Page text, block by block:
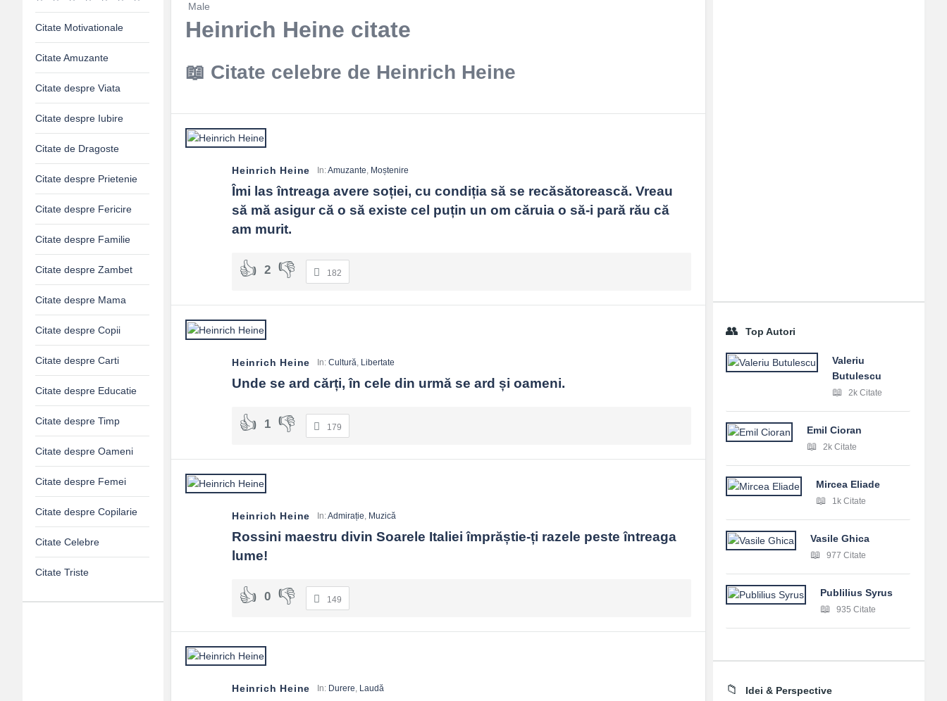
Male
Heinrich Heine citate
Citate celebre de Heinrich Heine
Heinrich Heine In:Amuzante, Moștenire
Îmi las întreaga avere soției, cu condiția să se recăsătorească. Vreau
să mă asigur că o să existe cel puțin un om căruia o să-i pară rău că
am murit.
2 182
Heinrich Heine In:Cultură Libertate
Unde se ard cărți, în cele din urmă se ard și oameni.
1 179
Heinrich Heine In:Admirație, Muzică
Rossini maestru divin Soarele Italiei împrăștie-ți razele peste întreaga
lume!
0 149
Heinrich Heine In: Durere, Laudă
Top Autori
Valeriu
Butulescu
2k Citate
Emil Cioran
2k Citate
Mircea Eliade
1k Citate
Vasile Ghica
977 Citate
Publilius Syrus
935 Citate
Idei & Perspective
Citate Motivationale
Citate Amuzante
Citate despre Viata
Citate despre Iubire
Citate de Dragoste
Citate despre Prietenie
Citate despre Fericire
Citate despre Familie
Citate despre Zambet
Citate despre Mama
Citate despre Copii
Citate despre Carti
Citate despre Educatie
Citate despre Timp
Citate despre Oameni
Citate despre Femei
Citate despre Copilarie
Citate Celebre
Citate Triste